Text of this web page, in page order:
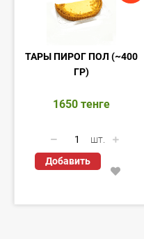
ТАРЫ ПИРОГ ПОЛ (~400
ГР)
1650 тенге
шт.
Добавить